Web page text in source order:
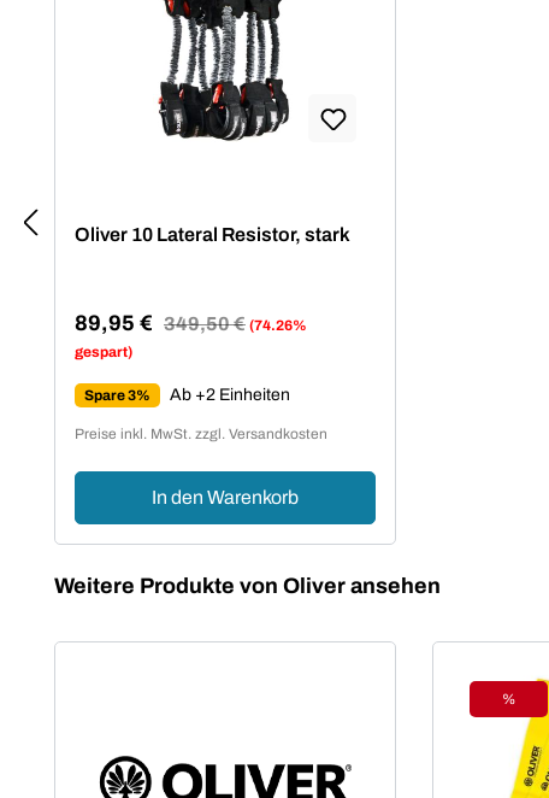
Oliver 10 Lateral Resistor, stark
Verkaufspreis:
89,95 € Regulärer Preis:
349,50 € (74.26%
gespart)
Spare 3% Ab +2 Einheiten
Preise inkl. MwSt. zzgl. Versandkosten
In den Warenkorb
Produktgalerie überspringen
Weitere Produkte von Oliver ansehen
Rabatt
%